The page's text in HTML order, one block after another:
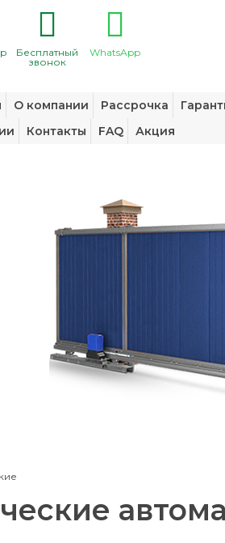
Бесплатный
звонок
WhatsApp
О компании Рассрочка
Контакты FAQ Акция